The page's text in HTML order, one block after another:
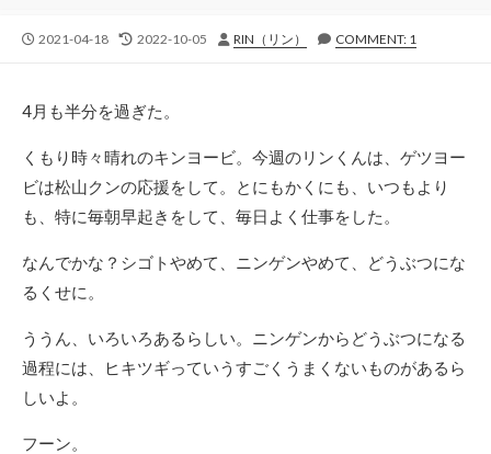
公
2021-04-18
最
日
2022-10-05
投
RIN（リン） COMMENT: 1
4月も半分を過ぎた。
くもり時々晴れのキンヨービ。今週のリンくんは、ゲツヨー
ビは松山クンの応援をして。とにもかくにも、いつもより
も、特に毎朝早起きをして、毎日よく仕事をした。
なんでかな？シゴトやめて、ニンゲンやめて、どうぶつにな
るくせに。
ううん、いろいろあるらしい。ニンゲンからどうぶつになる
過程には、ヒキツギっていうすごくうまくないものがあるら
しいよ。
フーン。